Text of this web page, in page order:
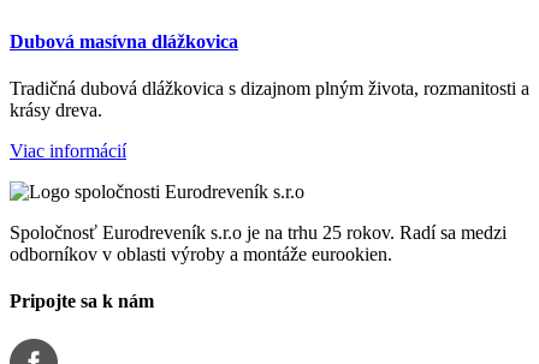
Dubová masívna dlážkovica
Tradičná dubová dlážkovica s dizajnom plným života, rozmanitosti a
krásy dreva.
Viac informácií
Spoločnosť Eurodreveník s.r.o je na trhu 25 rokov. Radí sa medzi
odborníkov v oblasti výroby a montáže eurookien.
Pripojte sa k nám